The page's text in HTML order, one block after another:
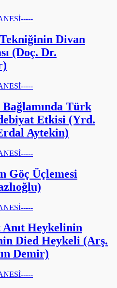
Divan
(Doç. Dr.
Türk
Etkisi (Yrd.
Aytekin)
Göç Üçlemesi
Heykelinin
Died Heykeli (Arş.
Demir)